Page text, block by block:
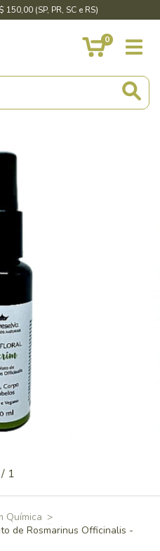
(SP, PR, SC e RS)
0
/ 1
Química >
de Rosmarinus Officinalis -